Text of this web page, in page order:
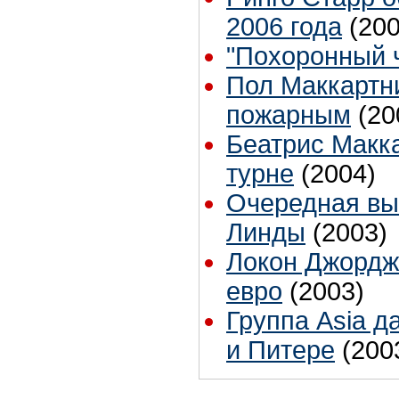
2006 года
"Похоронный
Пол
пожарным
Беатрис
турне (2004)
Очередная
Линды (2003)
Локон
евро (2003)
Группа Asia
и Питере